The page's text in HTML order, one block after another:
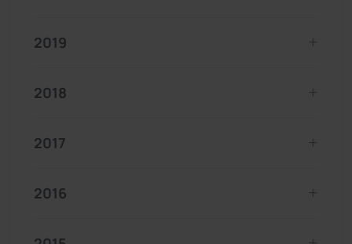
2019
2018
2017
2016